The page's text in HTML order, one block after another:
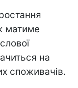
матиме
на
споживачів.